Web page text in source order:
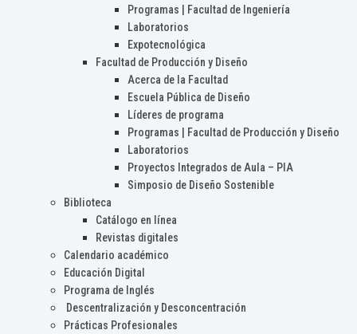
Programas | Facultad de Ingeniería
Laboratorios
Expotecnológica
Facultad de Producción y Diseño
Acerca de la Facultad
Escuela Pública de Diseño
Líderes de programa
Programas | Facultad de Producción y Diseño
Laboratorios
Proyectos Integrados de Aula – PIA
Simposio de Diseño Sostenible
Biblioteca
Catálogo en línea
Revistas digitales
Calendario académico
Educación Digital
Programa de Inglés
Descentralización y Desconcentración
Prácticas Profesionales